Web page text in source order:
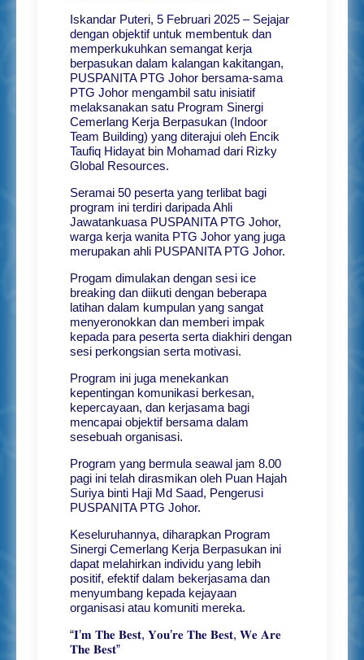
Iskandar Puteri, 5 Februari 2025 – Sejajar
dengan objektif untuk membentuk dan
memperkukuhkan semangat kerja
berpasukan dalam kalangan kakitangan,
PUSPANITA PTG Johor bersama-sama
PTG Johor mengambil satu inisiatif
melaksanakan satu Program Sinergi
Cemerlang Kerja Berpasukan (Indoor
Team Building) yang diterajui oleh Encik
Taufiq Hidayat bin Mohamad dari Rizky
Global Resources.
Seramai 50 peserta yang terlibat bagi
program ini terdiri daripada Ahli
Jawatankuasa PUSPANITA PTG Johor,
warga kerja wanita PTG Johor yang juga
merupakan ahli PUSPANITA PTG Johor.
Progam dimulakan dengan sesi ice
breaking dan diikuti dengan beberapa
latihan dalam kumpulan yang sangat
menyeronokkan dan memberi impak
kepada para peserta serta diakhiri dengan
sesi perkongsian serta motivasi.
Program ini juga menekankan
kepentingan komunikasi berkesan,
kepercayaan, dan kerjasama bagi
mencapai objektif bersama dalam
sesebuah organisasi.
Program yang bermula seawal jam 8.00
pagi ini telah dirasmikan oleh Puan Hajah
Suriya binti Haji Md Saad, Pengerusi
PUSPANITA PTG Johor.
Keseluruhannya, diharapkan Program
Sinergi Cemerlang Kerja Berpasukan ini
dapat melahirkan individu yang lebih
positif, efektif dalam bekerjasama dan
menyumbang kepada kejayaan
organisasi atau komuniti mereka.
“𝐈’𝐦 𝐓𝐡𝐞 𝐁𝐞𝐬𝐭, 𝐘𝐨𝐮’𝐫𝐞 𝐓𝐡𝐞 𝐁𝐞𝐬𝐭, 𝐖𝐞 𝐀𝐫𝐞
𝐓𝐡𝐞 𝐁𝐞𝐬𝐭”